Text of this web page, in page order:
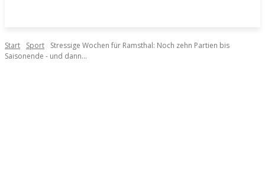
Start Sport
Stressige Wochen für Ramsthal: Noch zehn Partien bis
Saisonende - und dann...